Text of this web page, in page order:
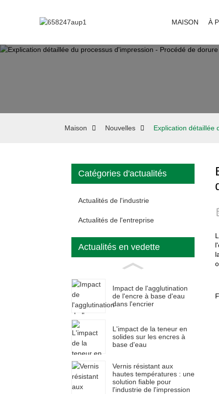
MAISON À
Maison Nouvelles Explication détaillée
Catégories d'actualités
Actualités de l'industrie
Actualités de l'entreprise
Actualités en vedette
Impact de l'agglutination
de l'encre à base d'eau
dans l'encrier
L'impact de la teneur en
solides sur les encres à
base d'eau
Vernis résistant aux
hautes températures : une
solution fiable pour
l'industrie de l'impression